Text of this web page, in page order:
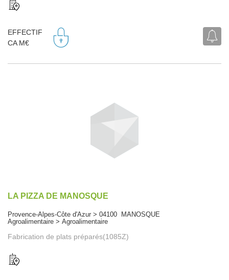
EFFECTIF
CA M€
LA PIZZA DE MANOSQUE
Provence-Alpes-Côte d'Azur > 04100 MANOSQUE
Agroalimentaire > Agroalimentaire
Fabrication de plats préparés(1085Z)